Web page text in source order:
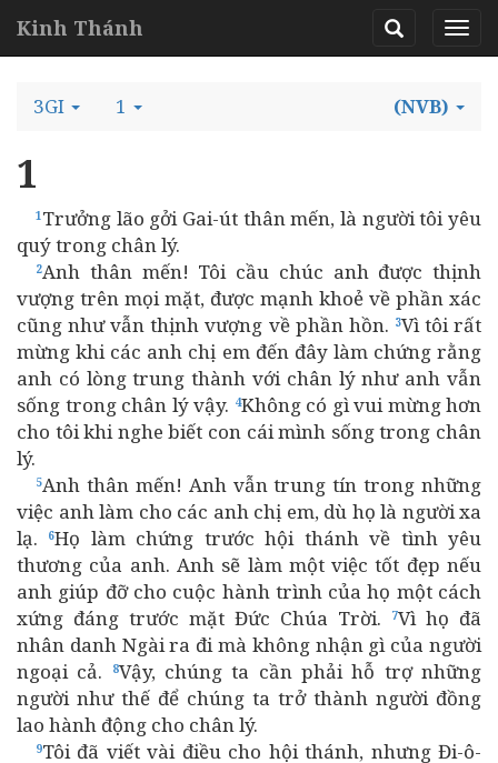
Kinh Thánh
3GI 1 (NVB)
1
1Trưởng lão gởi Gai-út thân mến, là người tôi yêu
quý trong chân lý.
2Anh thân mến! Tôi cầu chúc anh được thịnh
vượng trên mọi mặt, được mạnh khoẻ về phần xác
cũng như vẫn thịnh vượng về phần hồn. 3Vì tôi rất
mừng khi các anh chị em đến đây làm chứng rằng
anh có lòng trung thành với chân lý như anh vẫn
sống trong chân lý vậy. 4Không có gì vui mừng hơn
cho tôi khi nghe biết con cái mình sống trong chân
lý.
5Anh thân mến! Anh vẫn trung tín trong những
việc anh làm cho các anh chị em, dù họ là người xa
lạ.
6Họ làm chứng trước hội thánh về tình yêu
thương của anh. Anh sẽ làm một việc tốt đẹp nếu
anh giúp đỡ cho cuộc hành trình của họ một cách
xứng đáng trước mặt Đức Chúa Trời.
7Vì họ đã
nhân danh Ngài ra đi mà không nhận gì của người
ngoại cả.
8Vậy, chúng ta cần phải hỗ trợ những
người như thế để chúng ta trở thành người đồng
lao hành động cho chân lý.
9Tôi đã viết vài điều cho hội thánh, nhưng Đi-ô-